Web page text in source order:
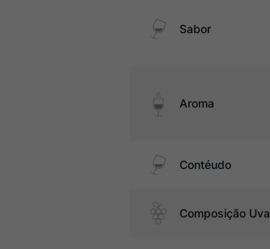
Sabor
Aroma
Contéudo
Composição Uva